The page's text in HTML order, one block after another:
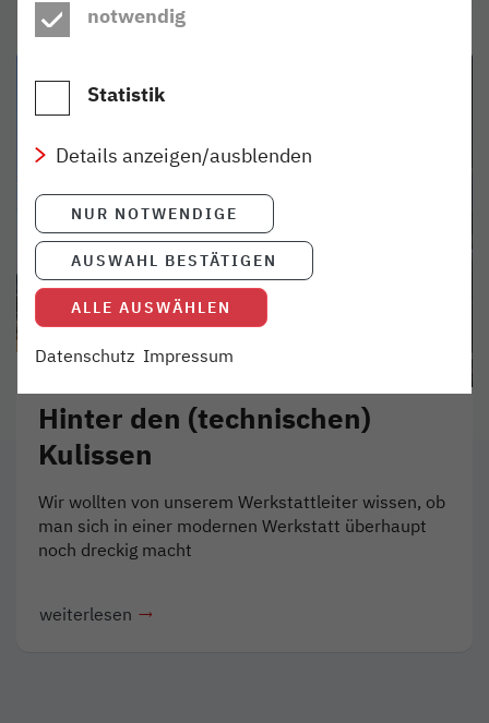
Hinter den (technischen)
Kulissen
Wir wollten von unserem Werkstattleiter wissen, ob
man sich in einer modernen Werkstatt überhaupt
noch dreckig macht
weiterlesen
notwendig
Statistik
Details anzeigen/ausblenden
NUR NOTWENDIGE
AUSWAHL BESTÄTIGEN
ALLE AUSWÄHLEN
Datenschutz Impressum